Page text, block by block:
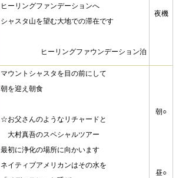
ヒーリングファンデーションへ
シャスタ山を望む大地での滞在です
ヒーリングファウンデーション泊
夜機
マウントシャスタを目の前にして
朝を迎え朝食
☆お父さんのようなリチャードと
大村真吾のスペシャルツアー
最初に浄化の場所に向かいます
ネイティブアメリカンはその水を
朝○
昼○